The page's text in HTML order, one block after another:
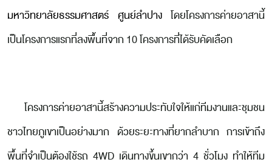
มหาวิทยาลัยธรรมศาสตร์ ศูนย์ลำปาง โดยโครงการค่ายอาสานี้
เป็นโครงการแรกที่ลงพื้นที่จาก 10 โครงการที่ได้รับคัดเลือก
โครงการค่ายอาสานี้สร้างความประทับใจให้แก่ทีมงานและชุมชน
ชาวไทยภูเขาเป็นอย่างมาก ด้วยระยะทางที่ยากลำบาก การเข้าถึง
พื้นที่จำเป็นต้องใช้รถ 4WD เดินทางขึ้นเขากว่า 4 ชั่วโมง ทำให้ทีม